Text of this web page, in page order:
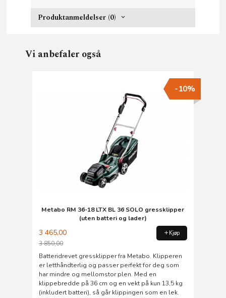
Produktanmeldelser (0)
Vi anbefaler også
Metabo RM 36-18 LTX BL 36 SOLO gressklipper
(uten batteri og lader)
3 465,00
3 850,00
Rabatt
-10%
Kjøp
Batteridrevet gressklipper fra Metabo. Klipperen
er letthåndterlig og passer perfekt for deg som
har mindre og mellomstor plen. Med en
klippebredde på 36 cm og en vekt på kun 13,5 kg
(inkludert batteri), så går klippingen som en lek.